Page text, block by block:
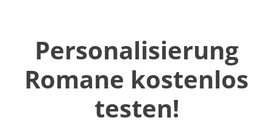
Personalisierung
Romane kostenlos
testen!